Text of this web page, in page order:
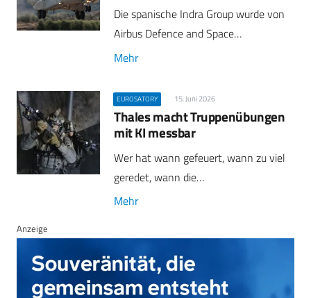
Die spanische Indra Group wurde von
Airbus Defence and Space…
Mehr
EUROSATORY 15. Juni 2026
Thales macht Truppenübungen
mit KI messbar
Wer hat wann gefeuert, wann zu viel
geredet, wann die…
Mehr
Anzeige